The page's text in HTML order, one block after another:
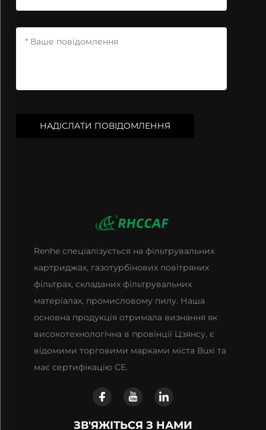
НАДІСЛАТИ ПОВІДОМЛЕННЯ
Renhe спеціалізується на фільтрувальних
картриджах, газотурбінових повітряних
фільтрах, складаних фільтрувальних
матеріалах, промисловому пилу. Наша
основна продукція отримала визнання як
високотехнологічна в провінції Цзянсу, є
відомими торговими марками міста Вuxі та
має сертифікацію CE.
ЗВ'ЯЖІТЬСЯ З НАМИ